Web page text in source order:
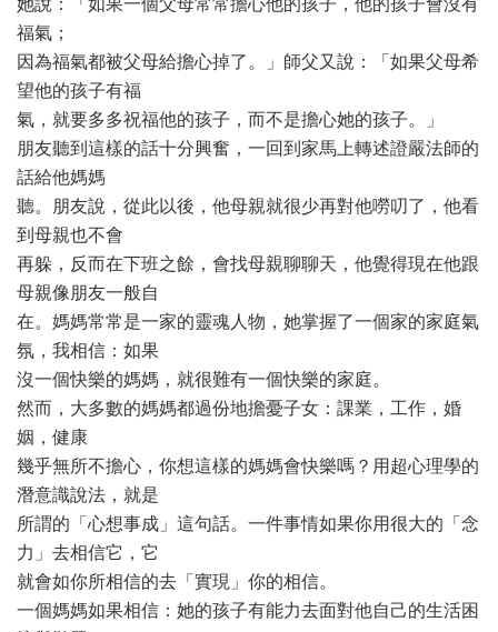
她說：「如果一個父母常常擔心他的孩子，他的孩子會沒有
福氣；
因為福氣都被父母給擔心掉了。」師父又說：「如果父母希
望他的孩子有福
氣，就要多多祝福他的孩子，而不是擔心她的孩子。」
朋友聽到這樣的話十分興奮，一回到家馬上轉述證嚴法師的
話給他媽媽
聽。朋友說，從此以後，他母親就很少再對他嘮叨了，他看
到母親也不會
再躲，反而在下班之餘，會找母親聊聊天，他覺得現在他跟
母親像朋友一般自
在。媽媽常常是一家的靈魂人物，她掌握了一個家的家庭氣
氛，我相信：如果
沒一個快樂的媽媽，就很難有一個快樂的家庭。
然而，大多數的媽媽都過份地擔憂子女：課業，工作，婚
姻，健康
幾乎無所不擔心，你想這樣的媽媽會快樂嗎？用超心理學的
潛意識說法，就是
所謂的「心想事成」這句話。一件事情如果你用很大的「念
力」去相信它，它
就會如你所相信的去「實現」你的相信。
一個媽媽如果相信：她的孩子有能力去面對他自己的生活困